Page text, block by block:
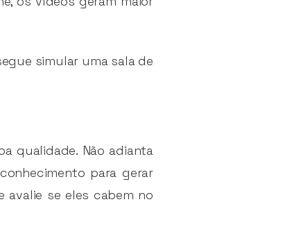
simular uma sala de
qualidade. Não adianta
para gerar
avalie se eles cabem no